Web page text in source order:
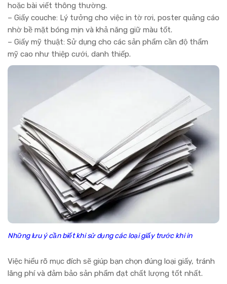
hoặc bài viết thông thường.
– Giấy couche: Lý tưởng cho việc in tờ rơi, poster quảng cáo
nhờ bề mặt bóng mịn và khả năng giữ màu tốt.
– Giấy mỹ thuật: Sử dụng cho các sản phẩm cần độ thẩm
mỹ cao như thiệp cưới, danh thiếp.
Những lưu ý cần biết khi sử dụng các loại giấy trước khi in
Việc hiểu rõ mục đích sẽ giúp bạn chọn đúng loại giấy, tránh
lãng phí và đảm bảo sản phẩm đạt chất lượng tốt nhất.